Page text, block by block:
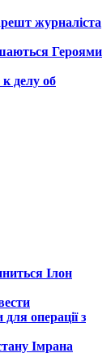
журналіста
Героями
делу об
Ілон
операції з
Імрана